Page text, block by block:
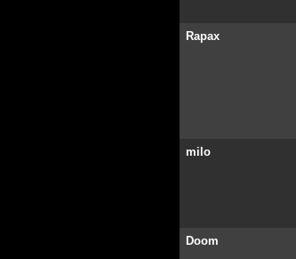
Rapax
milo
Doom